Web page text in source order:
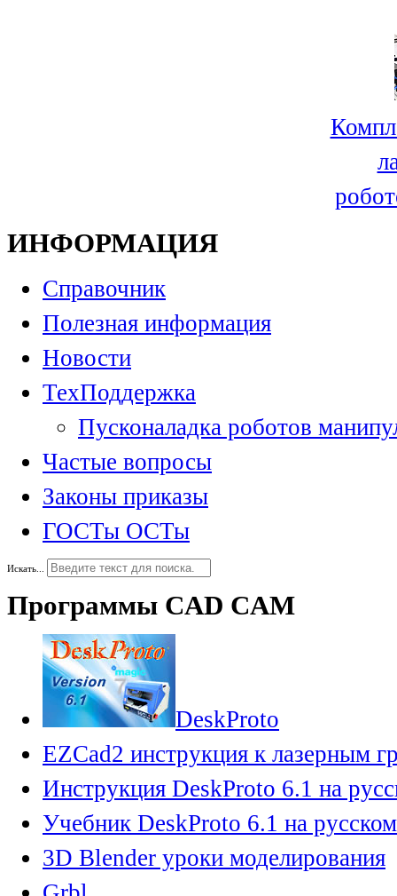
ИНФОРМАЦИЯ
Справочник
Полезная информация
Новости
ТехПоддержка
Пусконаладка роботов
Частые вопросы
Законы приказы
ГОСТы ОСТы
Искать...
Программы CAD CAM
DeskProto
EZCad2 инструкция к лазерным
Инструкция DeskProto 6.1 на
Учебник DeskProto 6.1 на русском
3D Blender уроки моделирования